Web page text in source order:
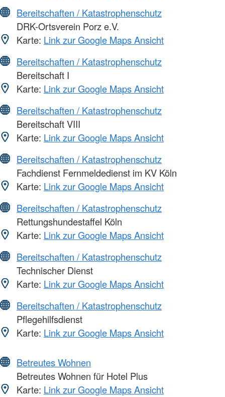
Bereitschaften / Katastrophenschutz
DRK-Ortsverein Porz e.V.
Karte: Link zur Google Maps Ansicht
Bereitschaften / Katastrophenschutz
Bereitschaft I
Karte: Link zur Google Maps Ansicht
Bereitschaften / Katastrophenschutz
Bereitschaft VIII
Karte: Link zur Google Maps Ansicht
Bereitschaften / Katastrophenschutz
Fachdienst Fernmeldedienst im KV Köln
Karte: Link zur Google Maps Ansicht
Bereitschaften / Katastrophenschutz
Rettungshundestaffel Köln
Karte: Link zur Google Maps Ansicht
Bereitschaften / Katastrophenschutz
Technischer Dienst
Karte: Link zur Google Maps Ansicht
Bereitschaften / Katastrophenschutz
Pflegehilfsdienst
Karte: Link zur Google Maps Ansicht
Betreutes Wohnen
Betreutes Wohnen für Hotel Plus
Karte: Link zur Google Maps Ansicht